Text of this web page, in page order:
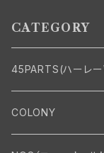
CATEGORY
45PARTS(ハーレ
エンジン
COLONY